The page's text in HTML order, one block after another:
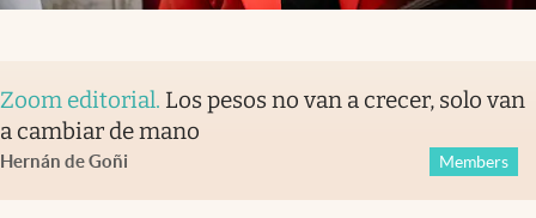
Zoom editorial. Los pesos no van a crecer, solo van
a cambiar de mano
Hernán de Goñi Members